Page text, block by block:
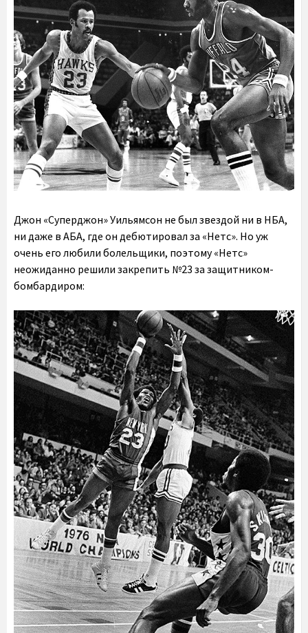
Джон «Суперджон» Уильямсон не был звездой ни в НБА,
ни даже в АБА, где он дебютировал за «Нетс». Но уж
очень его любили болельщики, поэтому «Нетс»
неожиданно решили закрепить №23 за защитником-
бомбардиром: